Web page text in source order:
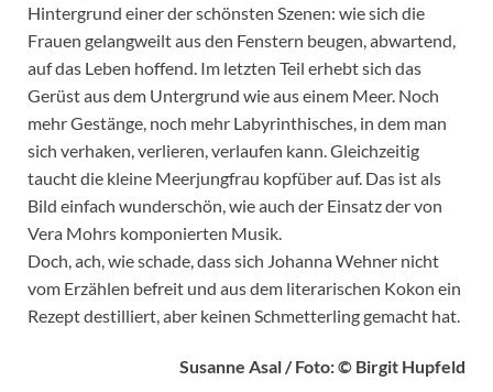
Hintergrund einer der schönsten Szenen: wie sich die
Frauen gelangweilt aus den Fenstern beugen, abwartend,
auf das Leben hoffend. Im letzten Teil erhebt sich das
Gerüst aus dem Untergrund wie aus einem Meer. Noch
mehr Gestänge, noch mehr Labyrinthisches, in dem man
sich verhaken, verlieren, verlaufen kann. Gleichzeitig
taucht die kleine Meerjungfrau kopfüber auf. Das ist als
Bild einfach wunderschön, wie auch der Einsatz der von
Vera Mohrs komponierten Musik.
Doch, ach, wie schade, dass sich Johanna Wehner nicht
vom Erzählen befreit und aus dem literarischen Kokon ein
Rezept destilliert, aber keinen Schmetterling gemacht hat.
Susanne Asal / Foto: © Birgit Hupfeld